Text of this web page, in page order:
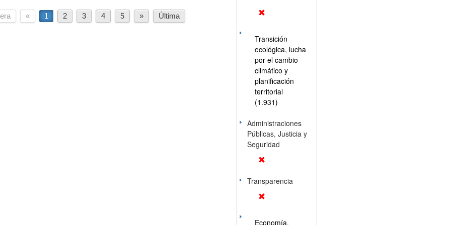
« 1 2 3 4 5 » Última
Transición
ecológica, lucha
por el cambio
climático y
planificación
territorial
(1.931)
Administraciones
Públicas, Justicia y
Seguridad
Transparencia
Economía,